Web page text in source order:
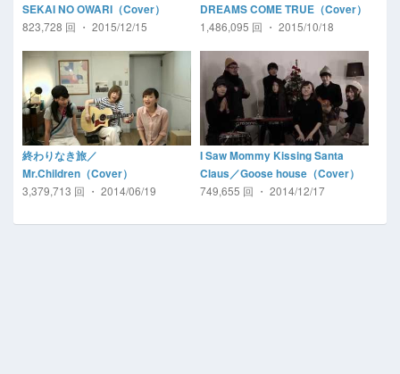
SEKAI NO OWARI（Cover）
823,728 回 ・ 2015/12/15
DREAMS COME TRUE（Cover）
1,486,095 回 ・ 2015/10/18
終わりなき旅／
Mr.Children（Cover）
3,379,713 回 ・ 2014/06/19
I Saw Mommy Kissing Santa
Claus／Goose house（Cover）
749,655 回 ・ 2014/12/17